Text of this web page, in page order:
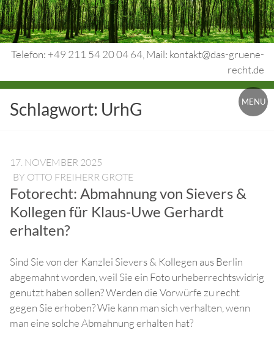
Skip
to
content
Telefon: +49 211 54 20 04 64, Mail: kontakt@das-gruene-
recht.de
Urheberrecht.
Medienrecht.
Rechtsschutz.
MENU
Schlagwort: UrhG
17. NOVEMBER 2025
BY OTTO FREIHERR GROTE
Fotorecht: Abmahnung von Sievers &
Kollegen für Klaus-Uwe Gerhardt
erhalten?
Sind Sie von der Kanzlei Sievers & Kollegen aus Berlin
abgemahnt worden, weil Sie ein Foto urheberrechtswidrig
genutzt haben sollen? Werden die Vorwürfe zu recht
gegen Sie erhoben? Wie kann man sich verhalten, wenn
man eine solche Abmahnung erhalten hat?